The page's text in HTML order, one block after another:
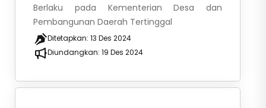
Berlaku pada Kementerian Desa dan
Pembangunan Daerah Tertinggal
Ditetapkan: 13 Des 2024
Diundangkan: 19 Des 2024